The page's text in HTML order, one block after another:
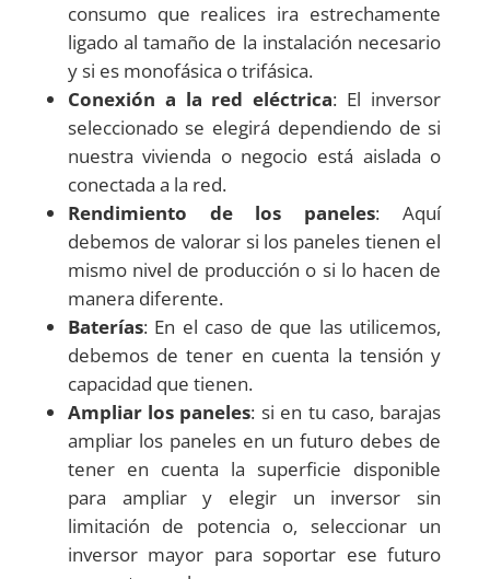
consumo que realices ira estrechamente
ligado al tamaño de la instalación necesario
y si es monofásica o trifásica.
Conexión a la red eléctrica: El inversor
seleccionado se elegirá dependiendo de si
nuestra vivienda o negocio está aislada o
conectada a la red.
Rendimiento de los paneles: Aquí
debemos de valorar si los paneles tienen el
mismo nivel de producción o si lo hacen de
manera diferente.
Baterías: En el caso de que las utilicemos,
debemos de tener en cuenta la tensión y
capacidad que tienen.
Ampliar los paneles: si en tu caso, barajas
ampliar los paneles en un futuro debes de
tener en cuenta la superficie disponible
para ampliar y elegir un inversor sin
limitación de potencia o, seleccionar un
inversor mayor para soportar ese futuro